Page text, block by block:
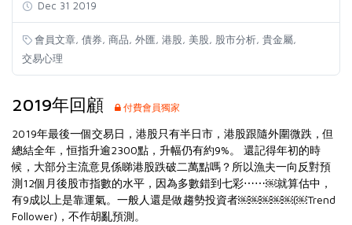
Dec 31 2019
會員文章 債券 商品 外匯 港股 美股 股市分析 貴金屬
交易心理
2019年回顧 付費會員獨家
2019年最後一個交易日，港股只有半日市，港股跟隨外圍微跌，但
總結全年，恒指升逾2300點，升幅仍有約9%。 還記得年初的時
候，大部分主流意見係睇港股跌破二萬點嗎？所以漁夫一向反對預
測12個月後股市指數的水平，因為多數錯到七彩⋯⋯￼就算估中，
有9成以上是靠運氣。一般人還是做趨勢投資者￼￼￼￼￼(￼Trend
Follower)，不作胡亂預測。